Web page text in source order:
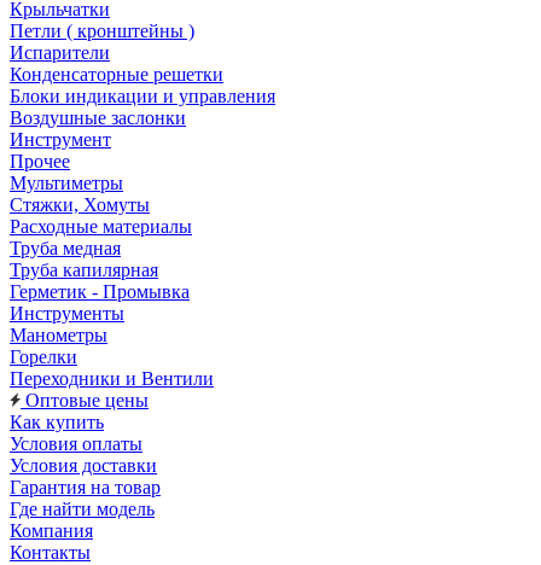
Крыльчатки
Петли ( кронштейны )
Испарители
Конденсаторные решетки
Блоки индикации и управления
Воздушные заслонки
Инструмент
Прочее
Мультиметры
Стяжки, Хомуты
Расходные материалы
Труба медная
Труба капилярная
Герметик - Промывка
Инструменты
Манометры
Горелки
Переходники и Вентили
Оптовые цены
Как купить
Условия оплаты
Условия доставки
Гарантия на товар
Где найти модель
Компания
Контакты